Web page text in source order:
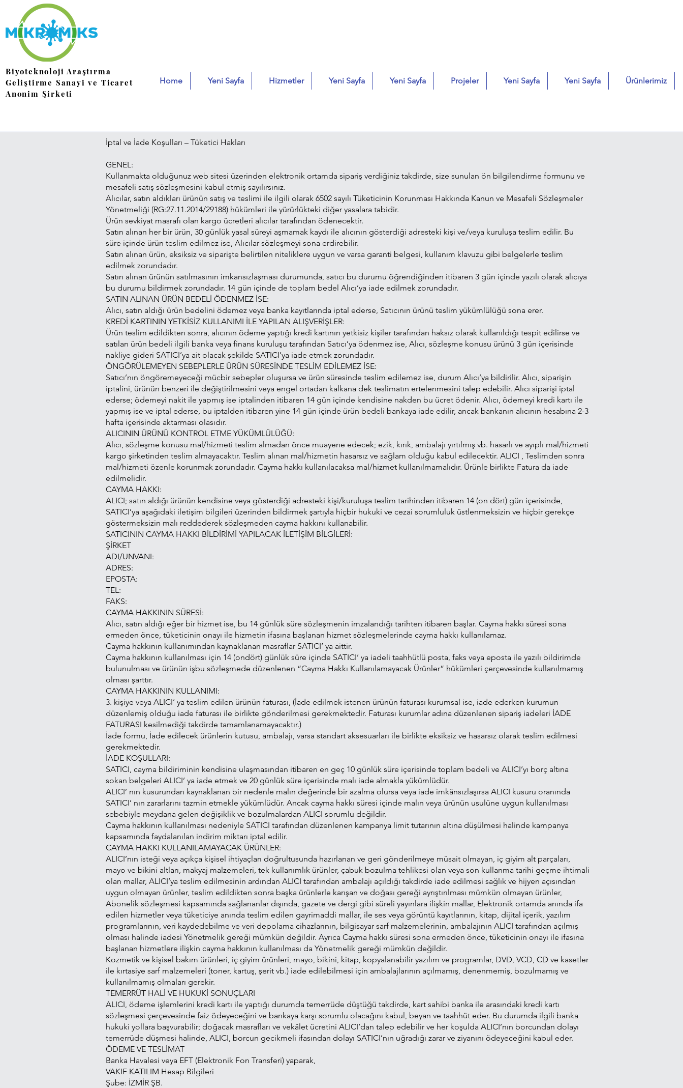
Biyoteknoloji Araştırma
Geliştirme Sanayi ve Ticaret
Anonim Şirketi
Home Yeni Sayfa Hizmetler Yeni Sayfa Yeni Sayfa Projeler Yeni Sayfa Yeni Sayfa Ürünlerimiz
İptal ve İade Koşulları – Tüketici Hakları
GENEL:
Kullanmakta olduğunuz web sitesi üzerinden elektronik ortamda sipariş verdiğiniz takdirde, size sunulan ön bilgilendirme formunu ve
mesafeli satış sözleşmesini kabul etmiş sayılırsınız.
Alıcılar, satın aldıkları ürünün satış ve teslimi ile ilgili olarak 6502 sayılı Tüketicinin Korunması Hakkında Kanun ve Mesafeli Sözleşmeler
Yönetmeliği (RG:27.11.2014/29188) hükümleri ile yürürlükteki diğer yasalara tabidir.
Ürün sevkiyat masrafı olan kargo ücretleri alıcılar tarafından ödenecektir.
Satın alınan her bir ürün, 30 günlük yasal süreyi aşmamak kaydı ile alıcının gösterdiği adresteki kişi ve/veya kuruluşa teslim edilir. Bu
süre içinde ürün teslim edilmez ise, Alıcılar sözleşmeyi sona erdirebilir.
Satın alınan ürün, eksiksiz ve siparişte belirtilen niteliklere uygun ve varsa garanti belgesi, kullanım klavuzu gibi belgelerle teslim
edilmek zorundadır.
Satın alınan ürünün satılmasının imkansızlaşması durumunda, satıcı bu durumu öğrendiğinden itibaren 3 gün içinde yazılı olarak alıcıya
bu durumu bildirmek zorundadır. 14 gün içinde de toplam bedel Alıcı’ya iade edilmek zorundadır.
SATIN ALINAN ÜRÜN BEDELİ ÖDENMEZ İSE:
Alıcı, satın aldığı ürün bedelini ödemez veya banka kayıtlarında iptal ederse, Satıcının ürünü teslim yükümlülüğü sona erer.
KREDİ KARTININ YETKİSİZ KULLANIMI İLE YAPILAN ALIŞVERİŞLER:
Ürün teslim edildikten sonra, alıcının ödeme yaptığı kredi kartının yetkisiz kişiler tarafından haksız olarak kullanıldığı tespit edilirse ve
satılan ürün bedeli ilgili banka veya finans kuruluşu tarafından Satıcı’ya ödenmez ise, Alıcı, sözleşme konusu ürünü 3 gün içerisinde
nakliye gideri SATICI’ya ait olacak şekilde SATICI’ya iade etmek zorundadır.
ÖNGÖRÜLEMEYEN SEBEPLERLE ÜRÜN SÜRESİNDE TESLİM EDİLEMEZ İSE:
Satıcı’nın öngöremeyeceği mücbir sebepler oluşursa ve ürün süresinde teslim edilemez ise, durum Alıcı’ya bildirilir. Alıcı, siparişin
iptalini, ürünün benzeri ile değiştirilmesini veya engel ortadan kalkana dek teslimatın ertelenmesini talep edebilir. Alıcı siparişi iptal
ederse; ödemeyi nakit ile yapmış ise iptalinden itibaren 14 gün içinde kendisine nakden bu ücret ödenir. Alıcı, ödemeyi kredi kartı ile
yapmış ise ve iptal ederse, bu iptalden itibaren yine 14 gün içinde ürün bedeli bankaya iade edilir, ancak bankanın alıcının hesabına 2-3
hafta içerisinde aktarması olasıdır.
ALICININ ÜRÜNÜ KONTROL ETME YÜKÜMLÜLÜĞÜ:
Alıcı, sözleşme konusu mal/hizmeti teslim almadan önce muayene edecek; ezik, kırık, ambalajı yırtılmış vb. hasarlı ve ayıplı mal/hizmeti
kargo şirketinden teslim almayacaktır. Teslim alınan mal/hizmetin hasarsız ve sağlam olduğu kabul edilecektir. ALICI , Teslimden sonra
mal/hizmeti özenle korunmak zorundadır. Cayma hakkı kullanılacaksa mal/hizmet kullanılmamalıdır. Ürünle birlikte Fatura da iade
edilmelidir.
CAYMA HAKKI:
ALICI; satın aldığı ürünün kendisine veya gösterdiği adresteki kişi/kuruluşa teslim tarihinden itibaren 14 (on dört) gün içerisinde,
SATICI’ya aşağıdaki iletişim bilgileri üzerinden bildirmek şartıyla hiçbir hukuki ve cezai sorumluluk üstlenmeksizin ve hiçbir gerekçe
göstermeksizin malı reddederek sözleşmeden cayma hakkını kullanabilir.
SATICININ CAYMA HAKKI BİLDİRİMİ YAPILACAK İLETİŞİM BİLGİLERİ:
ŞİRKET
ADI/UNVANI:
ADRES:
EPOSTA:
TEL:
FAKS:
CAYMA HAKKININ SÜRESİ:
Alıcı, satın aldığı eğer bir hizmet ise, bu 14 günlük süre sözleşmenin imzalandığı tarihten itibaren başlar. Cayma hakkı süresi sona
ermeden önce, tüketicinin onayı ile hizmetin ifasına başlanan hizmet sözleşmelerinde cayma hakkı kullanılamaz.
Cayma hakkının kullanımından kaynaklanan masraflar SATICI’ ya aittir.
Cayma hakkının kullanılması için 14 (ondört) günlük süre içinde SATICI’ ya iadeli taahhütlü posta, faks veya eposta ile yazılı bildirimde
bulunulması ve ürünün işbu sözleşmede düzenlenen “Cayma Hakkı Kullanılamayacak Ürünler” hükümleri çerçevesinde kullanılmamış
olması şarttır.
CAYMA HAKKININ KULLANIMI:
3. kişiye veya ALICI’ ya teslim edilen ürünün faturası, (İade edilmek istenen ürünün faturası kurumsal ise, iade ederken kurumun
düzenlemiş olduğu iade faturası ile birlikte gönderilmesi gerekmektedir. Faturası kurumlar adına düzenlenen sipariş iadeleri İADE
FATURASI kesilmediği takdirde tamamlanamayacaktır.)
İade formu, İade edilecek ürünlerin kutusu, ambalajı, varsa standart aksesuarları ile birlikte eksiksiz ve hasarsız olarak teslim edilmesi
gerekmektedir.
İADE KOŞULLARI:
SATICI, cayma bildiriminin kendisine ulaşmasından itibaren en geç 10 günlük süre içerisinde toplam bedeli ve ALICI’yı borç altına
sokan belgeleri ALICI’ ya iade etmek ve 20 günlük süre içerisinde malı iade almakla yükümlüdür.
ALICI’ nın kusurundan kaynaklanan bir nedenle malın değerinde bir azalma olursa veya iade imkânsızlaşırsa ALICI kusuru oranında
SATICI’ nın zararlarını tazmin etmekle yükümlüdür. Ancak cayma hakkı süresi içinde malın veya ürünün usulüne uygun kullanılması
sebebiyle meydana gelen değişiklik ve bozulmalardan ALICI sorumlu değildir.
Cayma hakkının kullanılması nedeniyle SATICI tarafından düzenlenen kampanya limit tutarının altına düşülmesi halinde kampanya
kapsamında faydalanılan indirim miktarı iptal edilir.
CAYMA HAKKI KULLANILAMAYACAK ÜRÜNLER:
ALICI’nın isteği veya açıkça kişisel ihtiyaçları doğrultusunda hazırlanan ve geri gönderilmeye müsait olmayan, iç giyim alt parçaları,
mayo ve bikini altları, makyaj malzemeleri, tek kullanımlık ürünler, çabuk bozulma tehlikesi olan veya son kullanma tarihi geçme ihtimali
olan mallar, ALICI’ya teslim edilmesinin ardından ALICI tarafından ambalajı açıldığı takdirde iade edilmesi sağlık ve hijyen açısından
uygun olmayan ürünler, teslim edildikten sonra başka ürünlerle karışan ve doğası gereği ayrıştırılması mümkün olmayan ürünler,
Abonelik sözleşmesi kapsamında sağlananlar dışında, gazete ve dergi gibi süreli yayınlara ilişkin mallar, Elektronik ortamda anında ifa
edilen hizmetler veya tüketiciye anında teslim edilen gayrimaddi mallar, ile ses veya görüntü kayıtlarının, kitap, dijital içerik, yazılım
programlarının, veri kaydedebilme ve veri depolama cihazlarının, bilgisayar sarf malzemelerinin, ambalajının ALICI tarafından açılmış
olması halinde iadesi Yönetmelik gereği mümkün değildir. Ayrıca Cayma hakkı süresi sona ermeden önce, tüketicinin onayı ile ifasına
başlanan hizmetlere ilişkin cayma hakkının kullanılması da Yönetmelik gereği mümkün değildir.
Kozmetik ve kişisel bakım ürünleri, iç giyim ürünleri, mayo, bikini, kitap, kopyalanabilir yazılım ve programlar, DVD, VCD, CD ve kasetler
ile kırtasiye sarf malzemeleri (toner, kartuş, şerit vb.) iade edilebilmesi için ambalajlarının açılmamış, denenmemiş, bozulmamış ve
kullanılmamış olmaları gerekir.
TEMERRÜT HALİ VE HUKUKİ SONUÇLARI
ALICI, ödeme işlemlerini kredi kartı ile yaptığı durumda temerrüde düştüğü takdirde, kart sahibi banka ile arasındaki kredi kartı
sözleşmesi çerçevesinde faiz ödeyeceğini ve bankaya karşı sorumlu olacağını kabul, beyan ve taahhüt eder. Bu durumda ilgili banka
hukuki yollara başvurabilir; doğacak masrafları ve vekâlet ücretini ALICI’dan talep edebilir ve her koşulda ALICI’nın borcundan dolayı
temerrüde düşmesi halinde, ALICI, borcun gecikmeli ifasından dolayı SATICI’nın uğradığı zarar ve ziyanını ödeyeceğini kabul eder.
ÖDEME VE TESLİMAT
Banka Havalesi veya EFT (Elektronik Fon Transferi) yaparak,
VAKIF KATILIM Hesap Bilgileri
Şube: İZMİR ŞB.